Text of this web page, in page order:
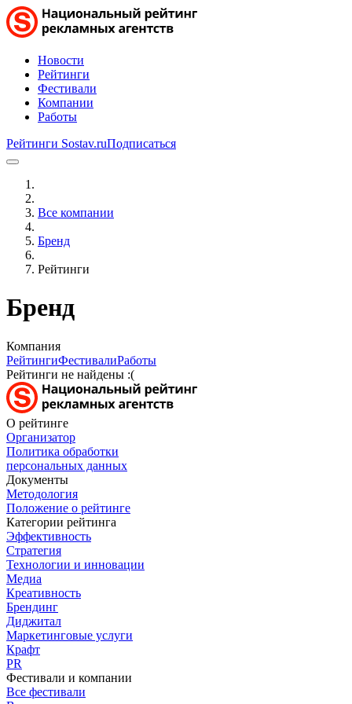
Новости
Рейтинги
Фестивали
Компании
Работы
Рейтинги Sostav.ruПодписаться
Все компании
Бренд
Рейтинги
Бренд
Компания
РейтингиФестивалиРаботы
Рейтинги не найдены :(
О рейтинге
Организатор
Политика обработки
персональных данных
Документы
Методология
Положение о рейтинге
Категории рейтинга
Эффективность
Стратегия
Технологии и инновации
Медиа
Креативность
Брендинг
Диджитал
Маркетинговые услуги
Крафт
PR
Фестивали и компании
Все фестивали